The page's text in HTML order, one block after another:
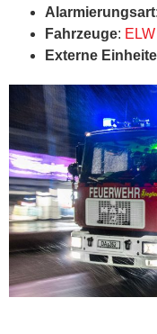
Alarmierungsart
Fahrzeuge:
Externe